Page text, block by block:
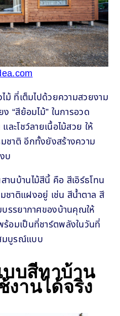
ม้ ที่เต็มไปด้วยความสวยงาม
“สีย้อมไม้” ในการอวด
ละโชว์ลายเนื้อไม้สวย ให้
ชาติ อีกทั้งยังสร้างความ
บ
นบ้านไม้สีนี้ คือ สีเอิร์ธโทน
ชาติแฝงอยู่ เช่น สีน้ำตาล สี
บรรยากาศของบ้านคุณให้
อมเป็นที่ชาร์ตพลังในวันที่
มบูรณ์แบบ
บบสีทาบ้าน
งานได้จริง